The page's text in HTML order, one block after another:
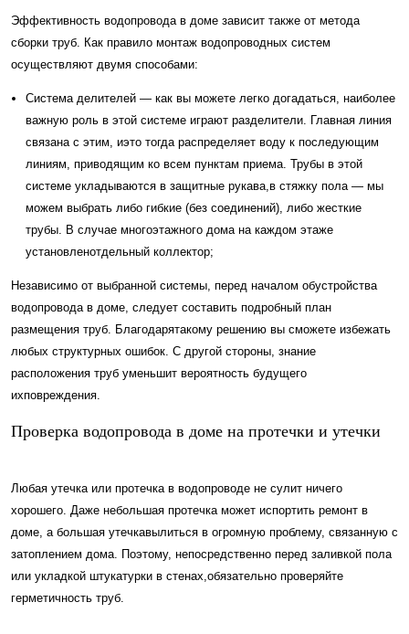
Эффективность водопровода в доме зависит также от метода
сборки труб. Как правило монтаж водопроводных систем
осуществляют двумя способами:
Система делителей — как вы можете легко догадаться, наиболее
важную роль в этой системе играют разделители. Главная линия
связана с этим, иэто тогда распределяет воду к последующим
линиям, приводящим ко всем пунктам приема. Трубы в этой
системе укладываются в защитные рукава,в стяжку пола — мы
можем выбрать либо гибкие (без соединений), либо жесткие
трубы. В случае многоэтажного дома на каждом этаже
установленотдельный коллектор;
Независимо от выбранной системы, перед началом обустройства
водопровода в доме, следует составить подробный план
размещения труб. Благодарятакому решению вы сможете избежать
любых структурных ошибок. С другой стороны, знание
расположения труб уменьшит вероятность будущего
ихповреждения.
Проверка водопровода в доме на протечки и утечки
Любая утечка или протечка в водопроводе не сулит ничего
хорошего. Даже небольшая протечка может испортить ремонт в
доме, а большая утечкавылиться в огромную проблему, связанную с
затоплением дома. Поэтому, непосредственно перед заливкой пола
или укладкой штукатурки в стенах,обязательно проверяйте
герметичность труб.